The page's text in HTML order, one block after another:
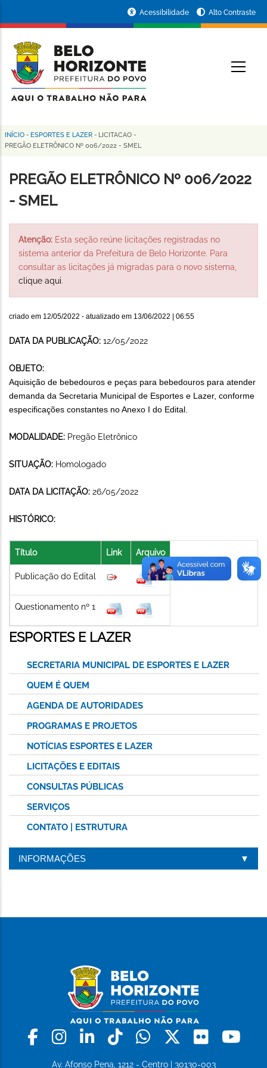
conteúdo
principal
da
Prefeitura
de
Horizonte
Acessibilidade Alto Contraste
Trilha
navegação
INÍCIO - ESPORTES E LAZER - LICITACAO -
PREGÃO ELETRÔNICO Nº 006/2022 - SMEL
PREGÃO ELETRÔNICO Nº 006/2022
- SMEL
Atenção: Esta seção reúne licitações registradas no
sistema anterior da Prefeitura de Belo Horizonte. Para
consultar as licitações já migradas para o novo sistema,
clique aqui.
criado em 12/05/2022 - atualizado em 13/06/2022 | 06:55
DATA DA PUBLICAÇÃO: 12/05/2022
OBJETO:
Aquisição de bebedouros e peças para bebedouros para atender
demanda da Secretaria Municipal de Esportes e Lazer, conforme
especificações constantes no Anexo I do Edital.
MODALIDADE: Pregão Eletrônico
SITUAÇÃO: Homologado
DATA DA LICITAÇÃO: 26/05/2022
HISTÓRICO:
Título Link Arquivo
Publicação do Edital
Questionamento nº 1
ESPORTES E LAZER
SECRETARIA MUNICIPAL DE ESPORTES E LAZER
QUEM É QUEM
AGENDA DE AUTORIDADES
PROGRAMAS E PROJETOS
NOTÍCIAS ESPORTES E LAZER
LICITAÇÕES E EDITAIS
CONSULTAS PÚBLICAS
SERVIÇOS
CONTATO | ESTRUTURA
INFORMAÇÕES
Facebook
Instagram
LinkedinTiktokWhatsapp
X Flickr
Av. Afonso Pena, 1212 - Centro | 30130-003